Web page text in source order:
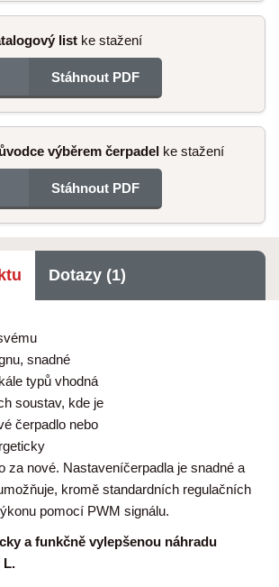
list ke stažení
Stáhnout PDF
výběrem čerpadel ke stažení
Stáhnout PDF
Dotazy (1)
snadné
typů vhodná
soustav, kde je
čerpadlo nebo
za nové. Nastaveníčerpadla je snadné a
kromě standardních regulačních
pomocí PWM signálu.
a funkčně vylepšenou náhradu
L.